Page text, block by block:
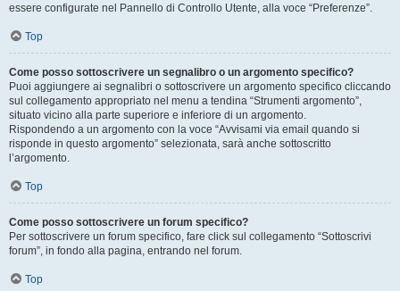
essere configurate nel Pannello di Controllo Utente, alla voce “Preferenze”.
Top
Come posso sottoscrivere un segnalibro o un argomento specifico?
Puoi aggiungere ai segnalibri o sottoscrivere un argomento specifico cliccando
sul collegamento appropriato nel menu a tendina “Strumenti argomento”,
situato vicino alla parte superiore e inferiore di un argomento.
Rispondendo a un argomento con la voce “Avvisami via email quando si
risponde in questo argomento” selezionata, sarà anche sottoscritto
l’argomento.
Top
Come posso sottoscrivere un forum specifico?
Per sottoscrivere un forum specifico, fare click sul collegamento “Sottoscrivi
forum”, in fondo alla pagina, entrando nel forum.
Top